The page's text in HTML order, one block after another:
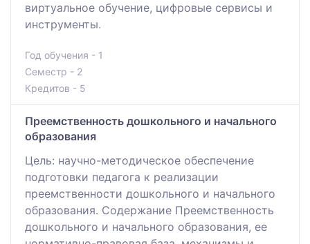
виртуальное обучение, цифровые сервисы и
инструменты.
Год обучения - 1
Семестр - 2
Кредитов - 5
Преемственность дошкольного и начального
образования
Цель: научно-методическое обеспечение
подготовки педагога к реализации
преемственности дошкольного и начального
образования. Содержание Преемственность
дошкольного и начального образования, ее